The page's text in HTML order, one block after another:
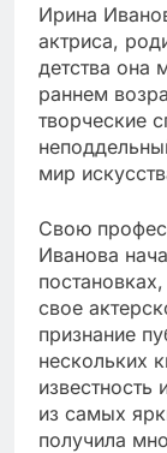
Ирина
актриса,
детства она
раннем
творческие
мир
Свою
Иванова
свое
признание
нескольких
из самых
получила